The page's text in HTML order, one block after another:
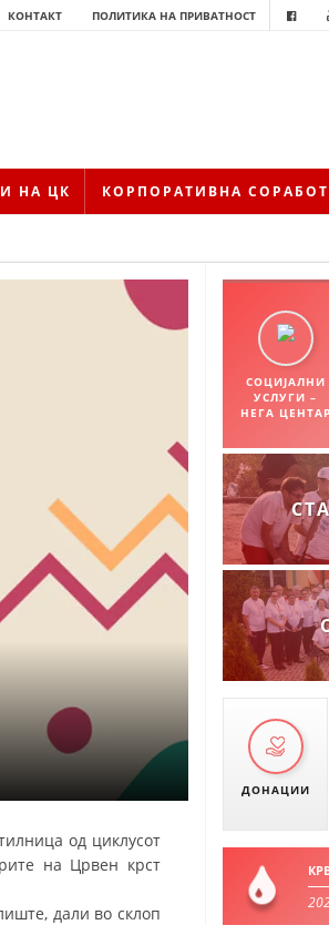
КОНТАКТ ПОЛИТИКА НА ПРИВАТНОСТ
НА ЦК КОРПОРАТИВНА
од циклусот
на Црвен крст
дали во склоп
СОЦИЈАЛНИ
УСЛУГИ –
НЕГА ЦЕНТАР
ДОНАЦИИ